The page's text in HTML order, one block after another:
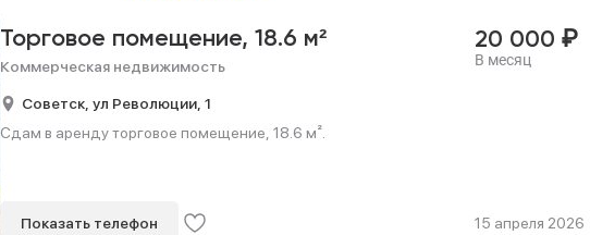
Торговое помещение, 18.6 м²
Коммерческая недвижимость
20 000 ₽
В месяц
Советск, ул Революции, 1
Сдам в аренду торговое помещение, 18.6 м².
Показать телефон 15 апреля 2026